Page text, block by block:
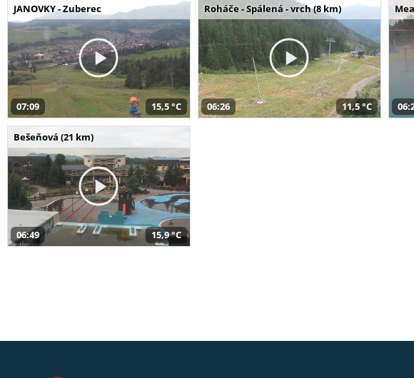
JANOVKY - Zuberec
07:09 15,5 °C
Roháče - Spálená - vrch (8 km)
06:26 11,5 °C
Bešeňová (21 km)
06:49 15,9 °C